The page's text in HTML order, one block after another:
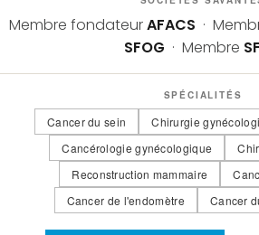
Membre fondateurAFACS ·
SFOG · Membre
SPÉCIALITÉS
Cancer du sein Chirurgie
Cancérologie gynécologique
Reconstruction mammaire
Cancer de l'endomètre
Cancer